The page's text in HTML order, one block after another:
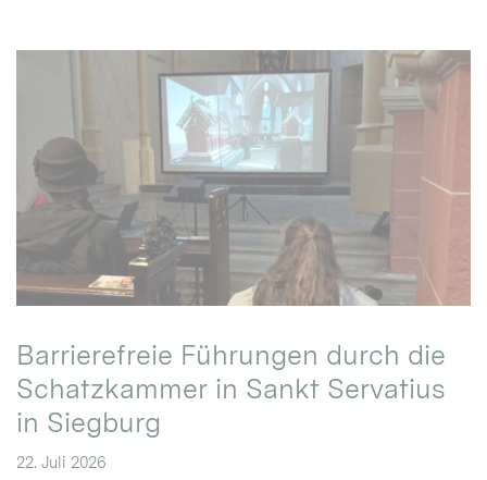
Barrierefreie Führungen durch die
Schatzkammer in Sankt Servatius
in Siegburg
22. Juli 2026